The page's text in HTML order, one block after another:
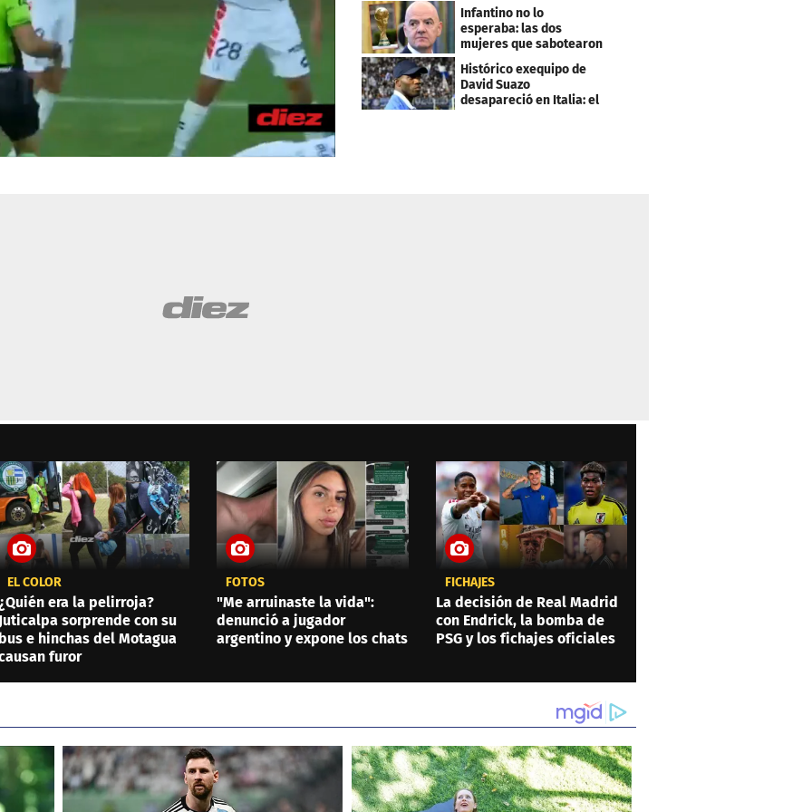
este salario
Infantino no lo
esperaba: las dos
mujeres que sabotearon
sus planes con el
Mundial
Histórico exequipo de
David Suazo
desapareció en Italia: el
EL COLOR
era la pelirroja?
Juticalpa sorprende con su
bus e hinchas del Motagua
furor
FOTOS
"Me arruinaste la vida":
denunció a jugador
argentino y expone los chats
FICHAJES
La decisión de Real Madrid
con Endrick, la bomba de
PSG y los fichajes oficiales